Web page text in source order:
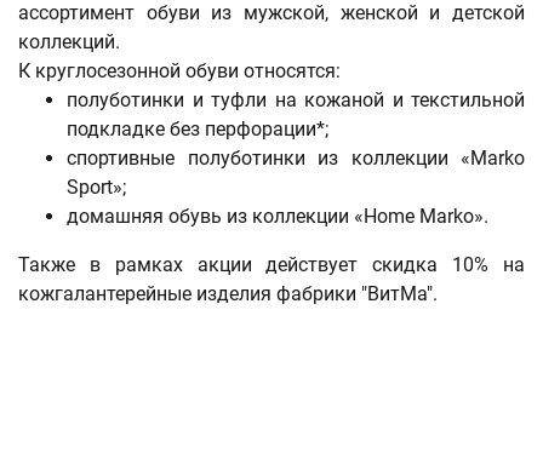
ассортимент обуви из мужской, женской и детской
коллекций.
К круглосезонной обуви относятся:
полуботинки и туфли на кожаной и текстильной
подкладке без перфорации*;
спортивные полуботинки из коллекции «Marko
Sport»;
домашняя обувь из коллекции «Home Marko».
Также в рамках акции действует скидка 10% на
кожгалантерейные изделия фабрики "ВитМа".